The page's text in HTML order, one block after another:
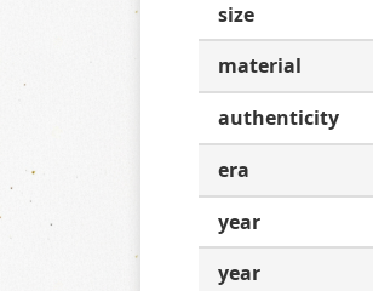
size
material
authenticity
era
year
year